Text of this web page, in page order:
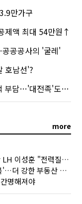
만가구
제액 최대 54만원↑
공공사의 '굴레'
호남선'?
담…'대전족'도 불똥
more
주택공급 '속도' 강조한 LH 이성훈 "전력질주해야"
한 발 빠른 '김용범 페북'…더 강한 부동산 규제 나오나
명해져야